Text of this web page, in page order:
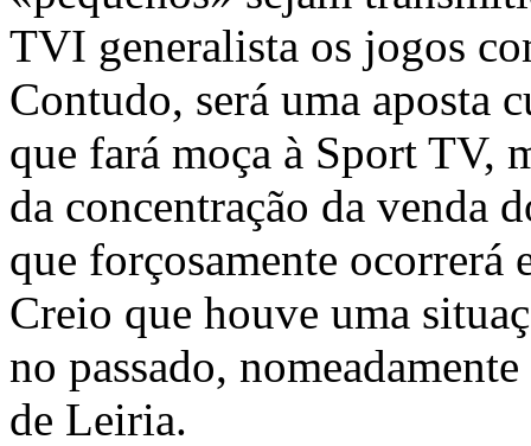
TVI generalista os jogos
Contudo, será uma aposta
que fará moça à Sport TV,
da concentração da venda
que forçosamente ocorrerá
Creio que houve uma
no passado,
de Leiria.